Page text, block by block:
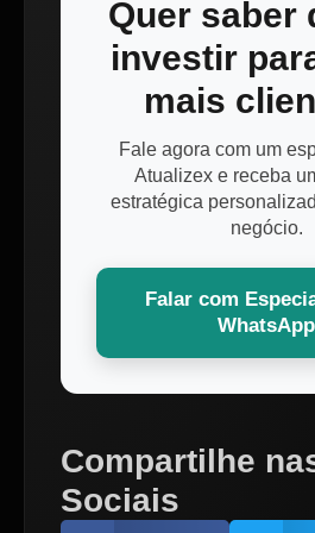
Quer saber
investir
mais
Fale agora com um
Atualizex e receba
estratégica
negócio.
Falar com
WhatsApp
Compartilhe
Sociais